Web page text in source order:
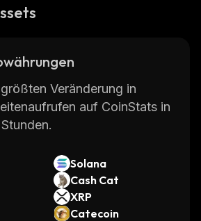
Veränderung in
auf CoinStats in
Solana
Cash Cat
XRP
Catecoin